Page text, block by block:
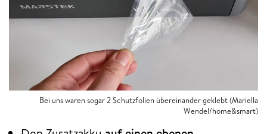
Bei uns waren sogar 2 Schutzfolien übereinander geklebt (Mariella
Wendel/home&smart)